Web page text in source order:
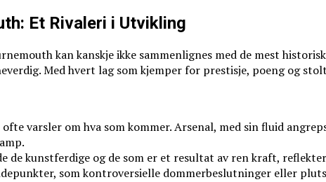
Et Rivaleri i Utvikling
kan kanskje ikke sammenlignes med de mest
Med hvert lag som kjemper for prestisje, poeng og
varsler om hva som kommer. Arsenal, med sin fluid
de kunstferdige og de som er et resultat av ren kraft,
som kontroversielle dommerbeslutninger eller